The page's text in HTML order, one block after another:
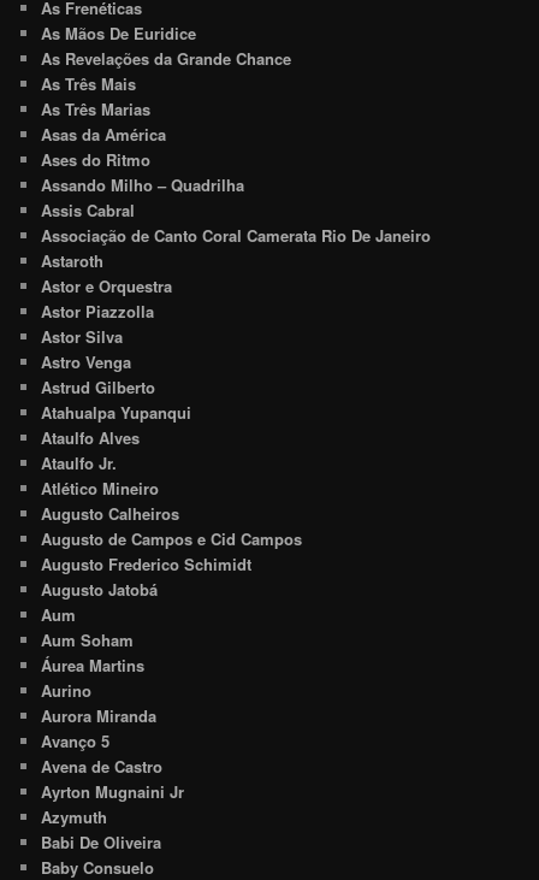
As Frenéticas
As Mãos De Euridice
As Revelações da Grande Chance
As Três Mais
As Três Marias
Asas da América
Ases do Ritmo
Assando Milho – Quadrilha
Assis Cabral
Associação de Canto Coral Camerata Rio De Janeiro
Astaroth
Astor e Orquestra
Astor Piazzolla
Astor Silva
Astro Venga
Astrud Gilberto
Atahualpa Yupanqui
Ataulfo Alves
Ataulfo Jr.
Atlético Mineiro
Augusto Calheiros
Augusto de Campos e Cid Campos
Augusto Frederico Schimidt
Augusto Jatobá
Aum
Aum Soham
Áurea Martins
Aurino
Aurora Miranda
Avanço 5
Avena de Castro
Ayrton Mugnaini Jr
Azymuth
Babi De Oliveira
Baby Consuelo